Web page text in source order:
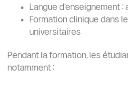
Langue d’enseignement :
Formation clinique dans
universitaires
Pendant la formation, les
notamment :